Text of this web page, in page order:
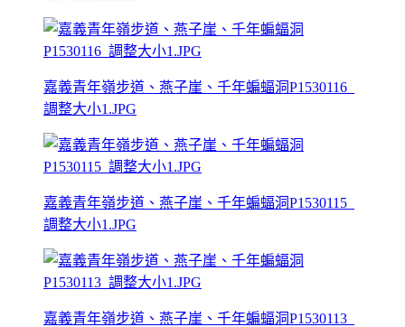
嘉義青年嶺步道、燕子崖、千年蝙蝠洞P1530116_
調整大小1.JPG
嘉義青年嶺步道、燕子崖、千年蝙蝠洞P1530115_
調整大小1.JPG
嘉義青年嶺步道、燕子崖、千年蝙蝠洞P1530113_